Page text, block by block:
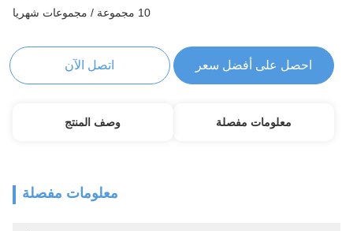
10 مجموعة / مجموعات شهريا
احصل على أفضل سعر اتصل الآن
معلومات مفصلة وصف المنتج
معلومات مفصلة